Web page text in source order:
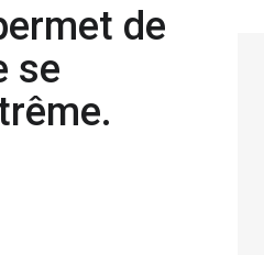
de
se